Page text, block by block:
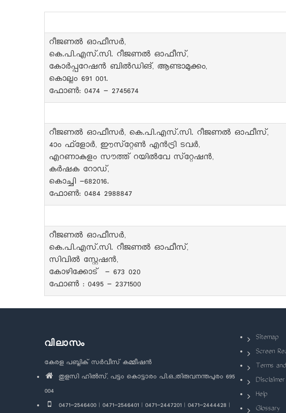
റീജണൽ ഓഫീസർ,
കെ.പി.എസ്.സി. റീജണൽ ഓഫീസ്,
കോർപ്പറേഷൻ ബിൽഡിങ്, ആണ്ടാമുക്കം,
കൊല്ലം 691 001.
ഫോൺ: 0474 - 2745674
റീജണൽ ഓഫീസർ, കെ.പി.എസ്.സി. റീജണൽ ഓഫീസ്,
4ാം ഫ്‌ളോർ, ഈസ്‌റ്റേൺ എൻട്രി ടവർ,
എറണാകുളം സൗത്ത് റയിൽവേ സ്‌റ്റേഷൻ,
കർഷക റോഡ്,
കൊച്ചി -682016.
ഫോൺ: 0484 2988847
റീജണൽ ഓഫീസർ,
കെ.പി.എസ്.സി. റീജണൽ ഓഫീസ്,
സിവിൽ സ്റ്റേഷൻ,
കോഴിക്കോട് - 673 020
ഫോൺ : 0495 - 2371500
വിലാസം
കേരള പബ്ലിക് സർവീസ് കമ്മീഷൻ
തുളസി ഹിൽസ്, പട്ടം കൊട്ടാരം പി.ഒ.,തിരുവനന്തപുരം 695
004
0471-2546400 | 0471-2546401 | 0471-2447201 | 0471-2444428 |
Sitemap
Screen
Terms
Disclaimer
Help
Glossary